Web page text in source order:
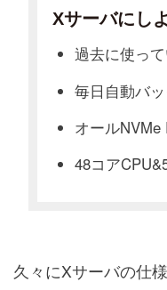
Xサーバにし
過去に使って
毎日自動バ
オールNVMe
48コア
久々にXサーバの仕